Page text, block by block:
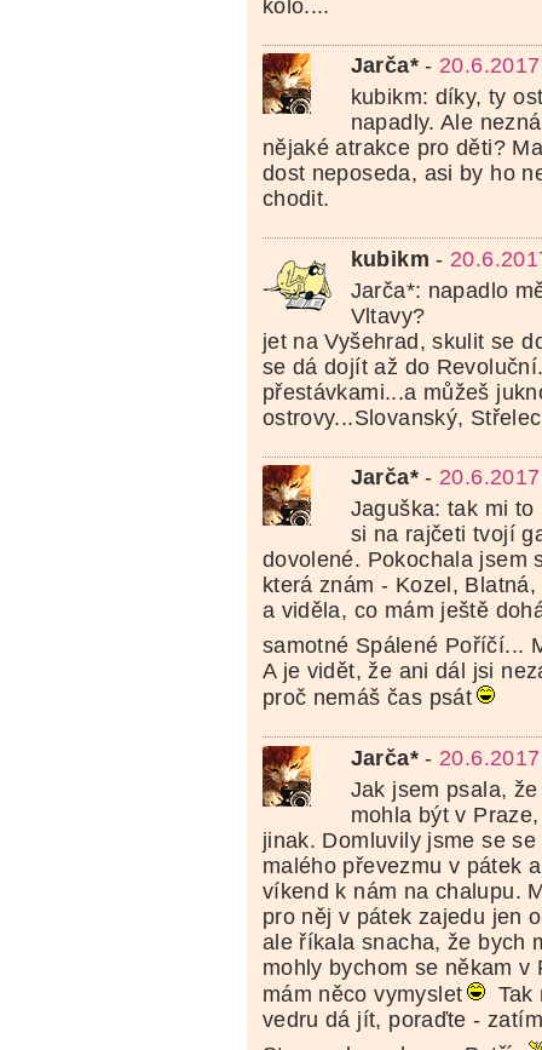
kolo....
Jarča*-
kubikm: díky, ty
napadly. Ale
nějaké atrakce pro děti?
dost neposeda, asi by ho
chodit.
kubikm -
Jarča*: napadlo
Vltavy?
jet na Vyšehrad, skulit se
se dá dojít až do
přestávkami...a můžeš
ostrovy...Slovanský,
Jarča*-
Jaguška: tak mi
si na rajčeti tvojí
dovolené. Pokochala jsem
která znám - Kozel,
a viděla, co mám ještě
samotné Spálené Poříčí...
A je vidět, že ani dál jsi
proč nemáš čas psát
Jarča*-
Jak jsem psala,
mohla být v
jinak. Domluvily jsme se
malého převezmu v pátek
víkend k nám na chalupu.
pro něj v pátek zajedu jen
ale říkala snacha, že bych
mohly bychom se někam v
mám něco vymyslet
Tak
vedru dá jít, poraďte -